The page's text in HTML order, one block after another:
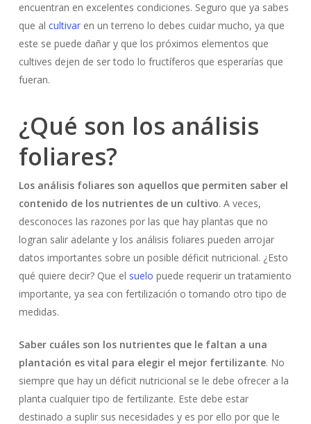
encuentran en excelentes condiciones. Seguro que ya sabes
que al cultivaren un terreno lo debes cuidar mucho, ya que
este se puede dañar y que los próximos elementos que
cultives dejen de ser todo lo fructíferos que esperarías que
fueran.
¿Qué son los análisis
foliares?
Los análisis foliares son aquellos que permiten saber el
contenido de los nutrientes de un cultivo. A veces,
desconoces las razones por las que hay plantas que no
logran salir adelante y los análisis foliares pueden arrojar
datos importantes sobre un posible déficit nutricional. ¿Esto
qué quiere decir? Que el suelo puede requerir un tratamiento
importante, ya sea con fertilización o tomando otro tipo de
medidas.
Saber cuáles son los nutrientes que le faltan a una
plantación es vital para elegir el mejor fertilizante. No
siempre que hay un déficit nutricional se le debe ofrecer a la
planta cualquier tipo de fertilizante. Este debe estar
destinado a suplir sus necesidades y es por ello por que le